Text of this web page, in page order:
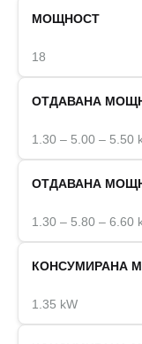
МОЩНОСТ
18
ОТДАВАНА
1.30 – 5.00 – 5.50
ОТДАВАНА
1.30 – 5.80 – 6.60
КОНСУМИРАНА
1.35 kW